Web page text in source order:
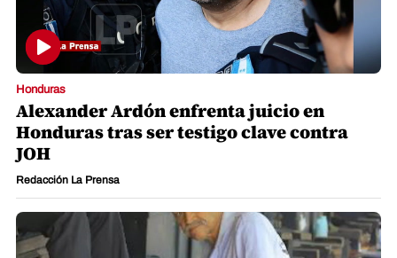
Honduras
Alexander Ardón enfrenta juicio en
Honduras tras ser testigo clave contra
JOH
Redacción La Prensa